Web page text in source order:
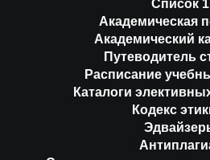
Список 1
Академическая
Академический
Путеводитель
Расписание
Каталоги
Кодекс